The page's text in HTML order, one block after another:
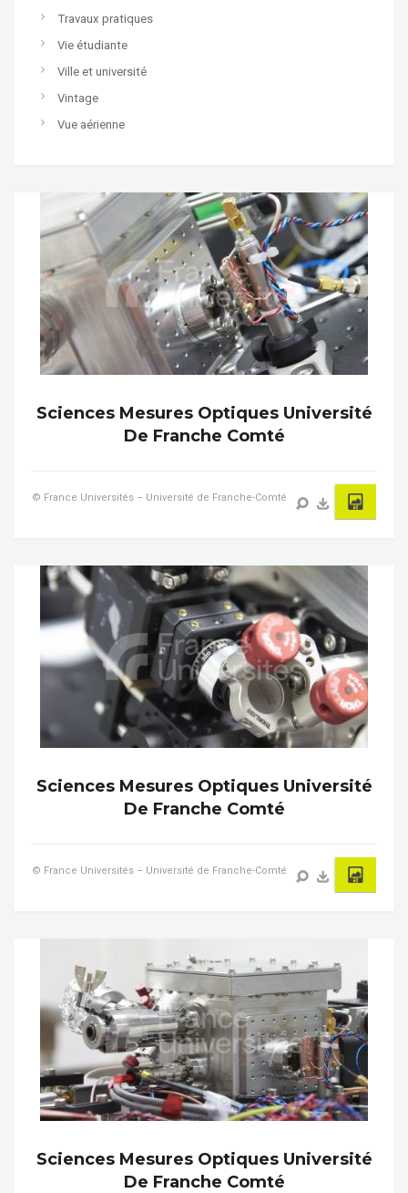
Travaux pratiques
Vie étudiante
Ville et université
Vintage
Vue aérienne
Sciences Mesures Optiques Université
De Franche Comté
© France Universités – Université de Franche-Comté
Sciences Mesures Optiques Université
De Franche Comté
© France Universités – Université de Franche-Comté
Sciences Mesures Optiques Université
De Franche Comté